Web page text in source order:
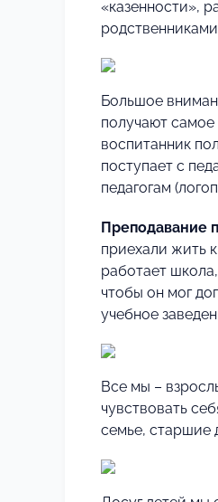
«казенности»,
Большое
получают
воспитанник
поступает с
педагогам
Преподавание
приехали жить
работает
чтобы он мог
учебное
Все мы –
чувствовать
семье, старшие